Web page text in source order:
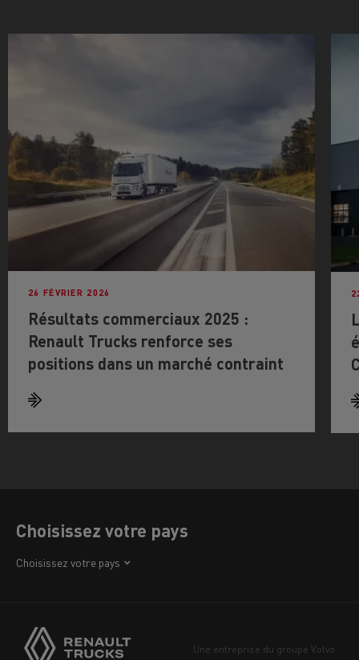
26 FÉVRIER 2026
Résultats commerciaux 2025 :
Renault Trucks renforce ses
positions dans un marché contraint
Choisissez votre pays
Choisissez votre pays
Europe
Une entreprise du groupe Volvo